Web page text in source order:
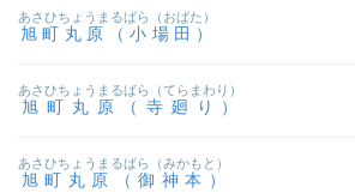
旭町丸原（小場田）
あさひちょうまるばら（おばた）
旭町丸原（寺廻り）
あさひちょうまるばら（てらまわり）
旭町丸原（御神本）
あさひちょうまるばら（みかもと）